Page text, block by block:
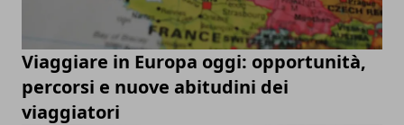
Viaggiare in Europa oggi: opportunità,
percorsi e nuove abitudini dei
viaggiatori